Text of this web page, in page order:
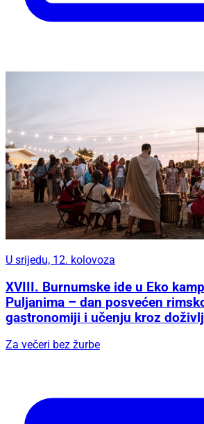
U srijedu, 12. kolovoza
XVIII. Burnumske ide u Eko
Puljanima – dan posvećen
gastronomiji i učenju kroz
Za večeri bez žurbe